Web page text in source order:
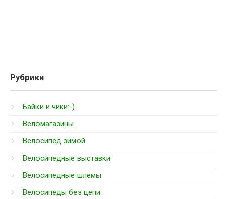
Рубрики
Байки и чики:-)
Веломагазины
Велосипед зимой
Велосипедные выставки
Велосипедные шлемы
Велосипеды без цепи